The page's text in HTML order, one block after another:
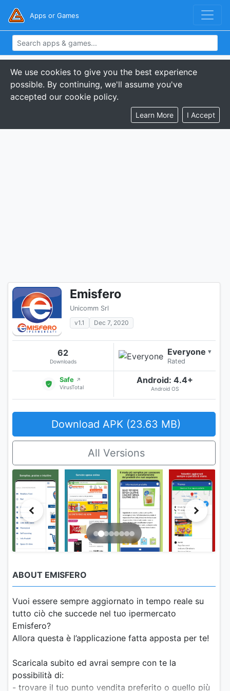
Apps or Games
We use cookies to give you the best experience
possible. By continuing, we'll assume you've
accepted our cookie policy.
Learn More I Accept
Emisfero
Unicomm Srl
v1.1
Dec 7, 2020
62
Downloads
Everyone ▾
Rated
Safe ↗
VirusTotal
Android: 4.4+
Android OS
Download APK (23.63 MB)
All Versions
ABOUT EMISFERO
Vuoi essere sempre aggiornato in tempo reale su
tutto ciò che succede nel tuo ipermercato
Emisfero?
Allora questa è l’applicazione fatta apposta per te!
Scaricala subito ed avrai sempre con te la
possibilità di:
- trovare il tuo punto vendita preferito o quello più